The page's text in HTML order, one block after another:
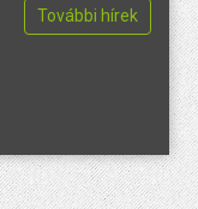
További hírek